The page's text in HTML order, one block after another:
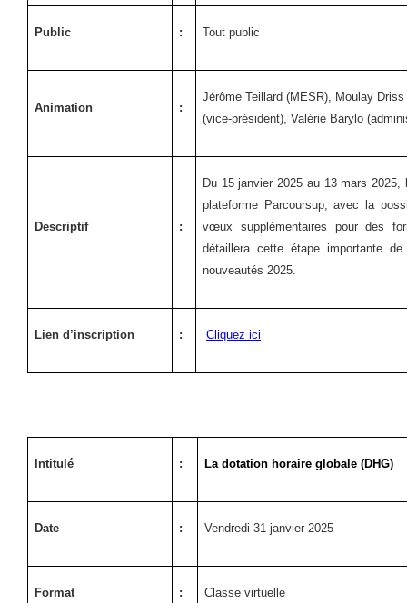
Public : Tout public
Animation :
Jérôme Teillard (MESR), Moulay
(vice-président), Valérie Barylo
Descriptif :
Du 15 janvier 2025 au 13 mars
plateforme Parcoursup, avec la
vœux supplémentaires pour des
détaillera cette étape importante
nouveautés 2025.
Lien d’inscription : Cliquez ici
Intitulé : La dotation horaire globale (DHG)
Date : Vendredi 31 janvier 2025
Format : Classe virtuelle